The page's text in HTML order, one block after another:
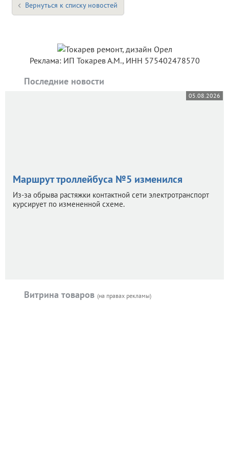
Вернуться к списку новостей
Реклама: ИП Токарев А.М., ИНН 575402478570
Последние новости
05.08.2026
Маршрут троллейбуса №5 изменился
Из-за обрыва растяжки контактной сети электротранспорт
курсирует по измененной схеме.
Витрина товаров (на правах рекламы)